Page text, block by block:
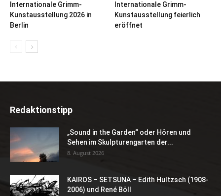
Internationale Grimm-
Kunstausstellung 2026 in
Berlin
Internationale Grimm-
Kunstausstellung feierlich
eröffnet
Redaktionstipp
„Sound in the Garden“ oder Hören und
Sehen im Skulpturengarten der...
8. August 2026
KAIROS – SETSUNA – Edith Hultzsch (1908-
2006) und René Böll